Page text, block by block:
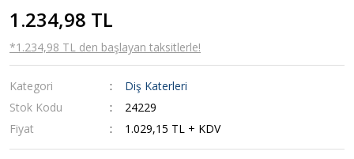
1.234,98 TL
*1.234,98 TL den başlayan taksitlerle!
Kategori
Diş Katerleri
Stok Kodu
24229
Fiyat
1.029,15 TL + KDV